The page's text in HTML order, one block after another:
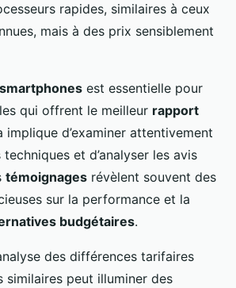
rapides, similaires à ceux
mais à des prix sensiblement
est essentielle pour
qui offrent le meilleur rapport
implique d’examiner attentivement
et d’analyser les avis
témoignages révèlent souvent des
sur la performance et la
budgétaires.
des différences tarifaires
similaires peut illuminer des